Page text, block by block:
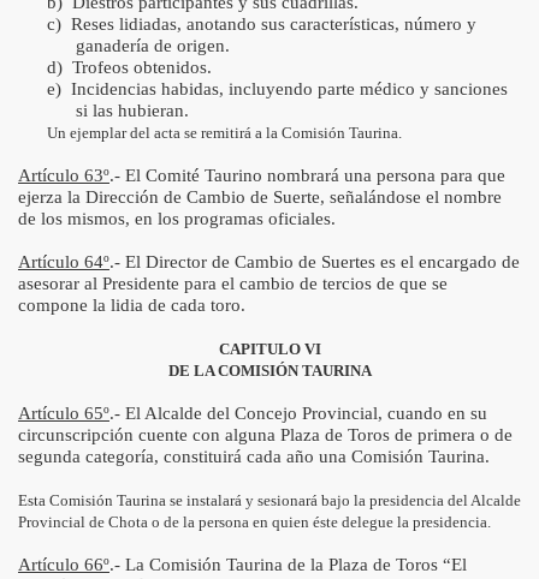
c) Reses lidiadas, anotando sus características, número y
ganadería de origen.
d) Trofeos obtenidos.
e) Incidencias habidas, incluyendo parte médico y sanciones
si las hubieran.
Un ejemplar del acta se remitirá a la Comisión Taurina.
Artículo 63º.- El Comité Taurino nombrará una persona para que
ejerza la Dirección de Cambio de Suerte, señalándose el nombre
de los mismos, en los programas oficiales.
Artículo 64º.- El Director de Cambio de Suertes es el encargado de
asesorar al Presidente para el cambio de tercios de que se
compone la lidia de cada toro.
CAPITULO VI
DE LA COMISIÓN TAURINA
Artículo 65º.- El Alcalde del Concejo Provincial, cuando en su
circunscripción cuente con alguna Plaza de Toros de primera o de
segunda categoría, constituirá cada año una Comisión Taurina.
Esta Comisión Taurina se instalará y sesionará bajo la presidencia del Alcalde
Provincial de Chota o de la persona en quien éste delegue la presidencia.
Artículo 66º.- La Comisión Taurina de la Plaza de Toros “El